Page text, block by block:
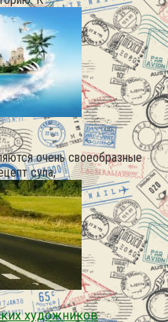
очень своеобразные
супа,
художников